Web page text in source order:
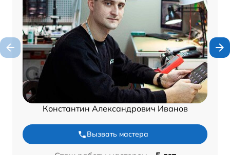
Константин Александрович Иванов
Вызвать мастера